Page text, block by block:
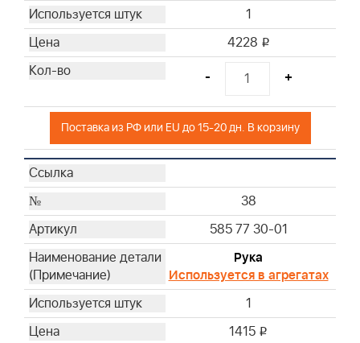
1
4228 i
- +
Поставка из РФ или EU до 15-20 дн. В корзину
38
585 77 30-01
Рука
Используется в агрегатах
1
1415 i